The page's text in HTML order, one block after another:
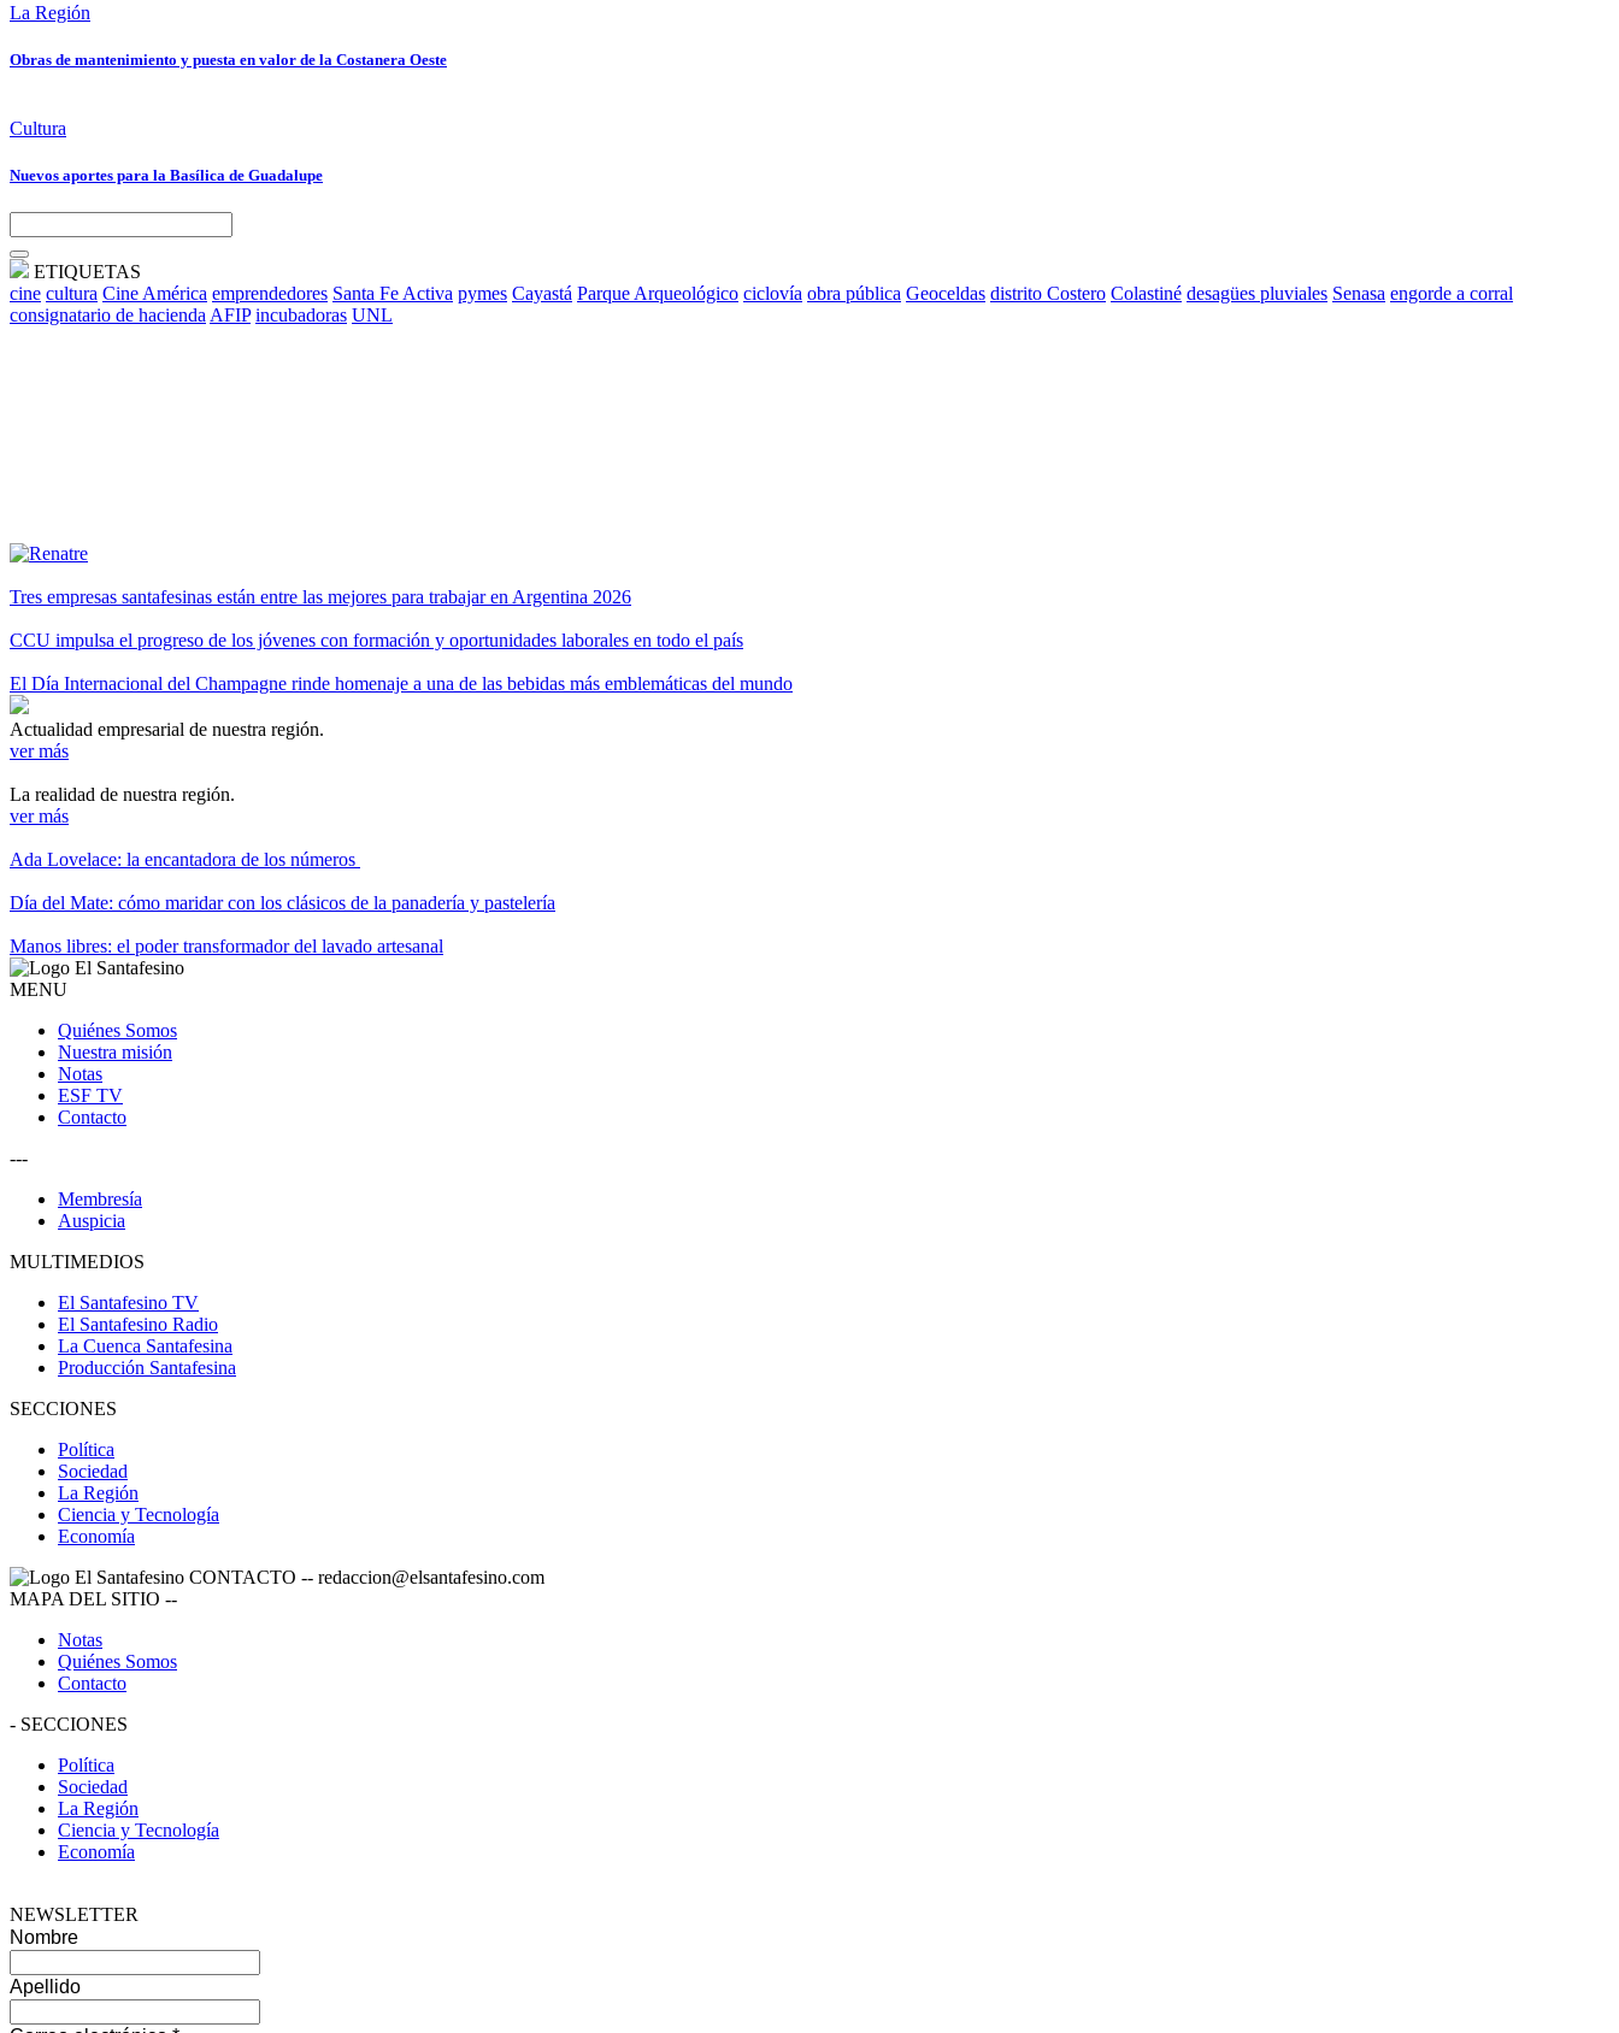
La Región
Obras de mantenimiento y puesta en valor de la Costanera Oeste
Cultura
Nuevos aportes para la Basílica de Guadalupe
ETIQUETAS
cine cultura Cine América emprendedores Santa Fe Activa pymes Cayastá Parque Arqueológico ciclovía obra pública Geoceldas distrito Costero Colastiné desagües pluviales Senasa engorde a corral
consignatario de hacienda AFIP incubadoras UNL
Tres empresas santafesinas están entre las mejores para trabajar en Argentina 2026
CCU impulsa el progreso de los jóvenes con formación y oportunidades laborales en todo el país
El Día Internacional del Champagne rinde homenaje a una de las bebidas más emblemáticas del mundo
Actualidad empresarial de nuestra región.
ver más
La realidad de nuestra región.
ver más
Ada Lovelace: la encantadora de los números
Día del Mate: cómo maridar con los clásicos de la panadería y pastelería
Manos libres: el poder transformador del lavado artesanal
MENU
Quiénes Somos
Nuestra misión
Notas
ESF TV
Contacto
---
Membresía
Auspicia
MULTIMEDIOS
El Santafesino TV
El Santafesino Radio
La Cuenca Santafesina
Producción Santafesina
SECCIONES
Política
Sociedad
La Región
Ciencia y Tecnología
Economía
CONTACTO -- redaccion@elsantafesino.com
MAPA DEL SITIO --
Notas
Quiénes Somos
Contacto
- SECCIONES
Política
Sociedad
La Región
Ciencia y Tecnología
Economía
NEWSLETTER
Nombre
Apellido